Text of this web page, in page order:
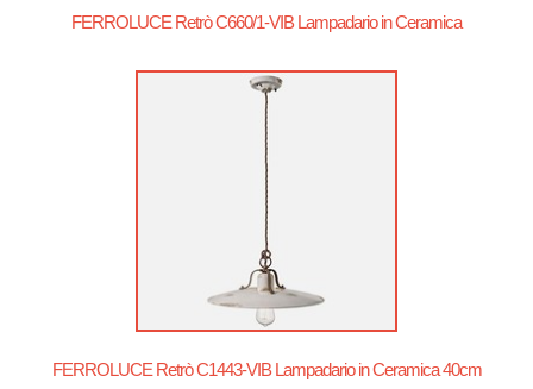
FERROLUCE Retrò C660/1-VIB Lampadario in Ceramica
FERROLUCE Retrò C1443-VIB Lampadario in Ceramica 40cm